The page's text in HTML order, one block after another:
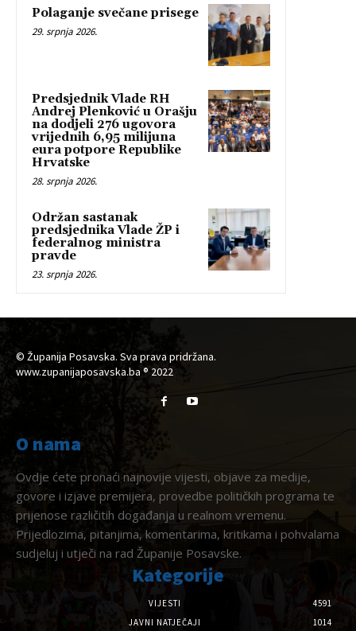
Polaganje svečane prisege
29. srpnja 2026.
Predsjednik Vlade RH
Andrej Plenković u Orašju
na dodjeli 276 ugovora
vrijednih 6,95 milijuna
eura potpore Republike
Hrvatske
28. srpnja 2026.
Održan sastanak
predsjednika Vlade ŽP i
federalnog ministra
pravde
23. srpnja 2026.
© Županija Posavska. Sva prava pridržana.
www.zupanijaposavska.ba ® 2022
O nama
Ovdje ćete pronaći najnovije vijesti, objave za medije,
govore i izjave premijera, provedbe političkih programa te
prijenose različitih događanja u realnom vremenu.
Prijedlozima, pitanjima, komentarima, kritikama i pohvalama
sudjeluj i utječi na rad Županije Posavske.
Kategorije
VIJESTI
4591
JAVNI NATJEČAJI
1014